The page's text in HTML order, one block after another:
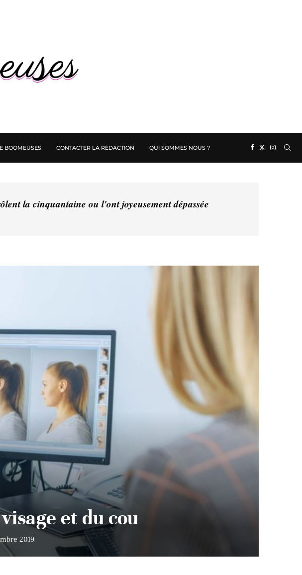
BOOMEUSES CONTACTER LA RÉDACTION QUI SOMMES NOUS ?
la cinquantaine ou l'ont joyeusement dépassée
et du cou
2019